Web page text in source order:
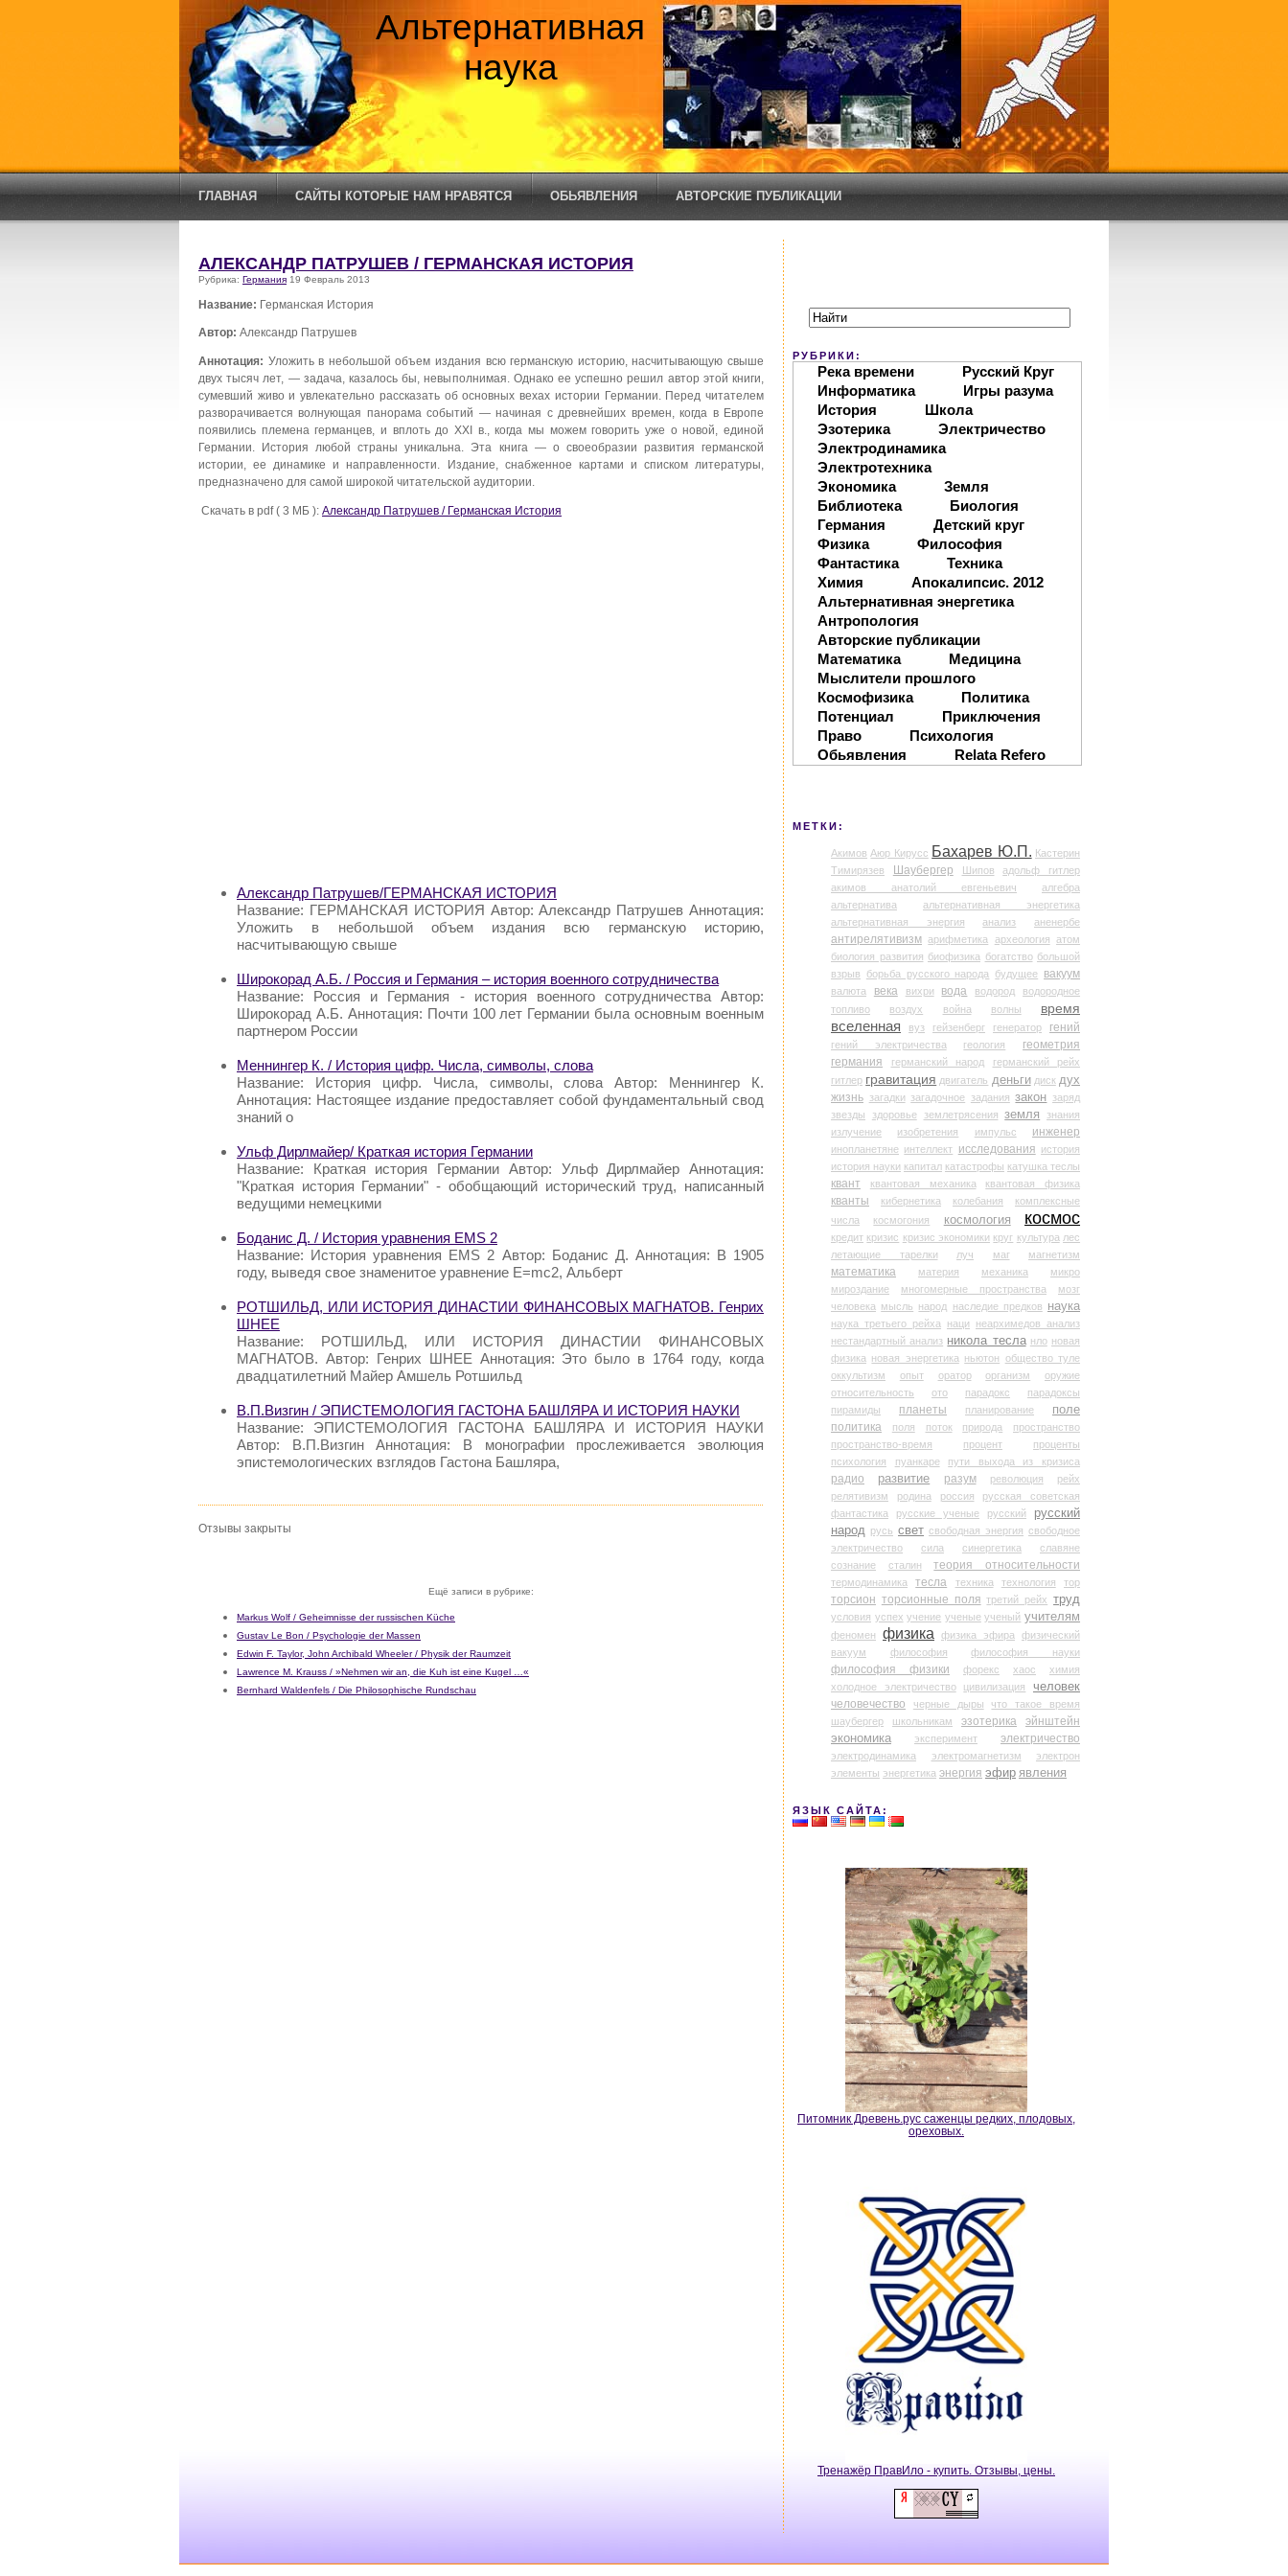
Альтернативная
наука
ГЛАВНАЯ САЙТЫ КОТОРЫЕ НАМ НРАВЯТСЯ ОБЬЯВЛЕНИЯ АВТОРСКИЕ ПУБЛИКАЦИИ
АЛЕКСАНДР ПАТРУШЕВ / ГЕРМАНСКАЯ ИСТОРИЯ
Рубрика: Германия 19 Февраль 2013
Название: Германская История
Автор: Александр Патрушев
Аннотация: Уложить в небольшой объем издания всю германскую историю, насчитывающую свыше
двух тысяч лет, — задача, казалось бы, невыполнимая. Однако ее успешно решил автор этой книги,
сумевший живо и увлекательно рассказать об основных вехах истории Германии. Перед читателем
разворачивается волнующая панорама событий — начиная с древнейших времен, когда в Европе
появились племена германцев, и вплоть до XXI в., когда мы можем говорить уже о новой, единой
Германии. История любой страны уникальна. Эта книга — о своеобразии развития германской
истории, ее динамике и направленности. Издание, снабженное картами и списком литературы,
предназначено для самой широкой читательской аудитории.
Скачать в pdf ( 3 МБ ): Александр Патрушев / Германская История
Александр Патрушев/ГЕРМАНСКАЯ ИСТОРИЯ
Название: ГЕРМАНСКАЯ ИСТОРИЯ Автор: Александр Патрушев Аннотация:
Уложить в небольшой объем издания всю германскую историю,
насчитывающую свыше
Широкорад А.Б. / Россия и Германия – история военного сотрудничества
Название: Россия и Германия - история военного сотрудничества Автор:
Широкорад А.Б. Аннотация: Почти 100 лет Германии была основным военным
партнером России
Меннингер К. / История цифр. Числа, символы, слова
Название: История цифр. Числа, символы, слова Автор: Меннингер К.
Аннотация: Настоящее издание предоставляет собой фундаментальный свод
знаний о
Ульф Дирлмайер/ Краткая история Германии
Название: Краткая история Германии Автор: Ульф Дирлмайер Аннотация:
"Краткая история Германии" - обобщающий исторический труд, написанный
ведущими немецкими
Боданис Д. / История уравнения EMS 2
Название: История уравнения EMS 2 Автор: Боданис Д. Аннотация: В 1905
году, выведя свое знаменитое уравнение E=mc2, Альберт
РОТШИЛЬД, ИЛИ ИСТОРИЯ ДИНАСТИИ ФИНАНСОВЫХ МАГНАТОВ. Генрих
ШНЕЕ
Название: РОТШИЛЬД, ИЛИ ИСТОРИЯ ДИНАСТИИ ФИНАНСОВЫХ
МАГНАТОВ. Автор: Генрих ШНЕЕ Аннотация: Это было в 1764 году, когда
двадцатилетний Майер Амшель Ротшильд
В.П.Визгин / ЭПИСТЕМОЛОГИЯ ГАСТОНА БАШЛЯРА И ИСТОРИЯ НАУКИ
Название: ЭПИСТЕМОЛОГИЯ ГАСТОНА БАШЛЯРА И ИСТОРИЯ НАУКИ
Автор: В.П.Визгин Аннотация: В монографии прослеживается эволюция
эпистемологических взглядов Гастона Башляра,
Отзывы закрыты
Ещё записи в рубрике:
Markus Wolf / Geheimnisse der russischen Küche
Gustav Le Bon / Psychologie der Massen
Edwin F. Taylor, John Archibald Wheeler / Physik der Raumzeit
Lawrence M. Krauss / »Nehmen wir an, die Kuh ist eine Kugel …«
Bernhard Waldenfels / Die Philosophische Rundschau
РУБРИКИ:
Река времени
Русский Круг
Информатика
Игры разума
История
Школа
Эзотерика
Электричество
Электродинамика
Электротехника
Экономика
Земля
Библиотека
Биология
Германия
Детский круг
Физика
Философия
Фантастика
Техника
Химия
Апокалипсис. 2012
Альтернативная энергетика
Антропология
Авторские публикации
Математика
Медицина
Мыслители прошлого
Космофизика
Политика
Потенциал
Приключения
Право
Психология
Обьявления
Relata Refero
МЕТКИ:
Акимов Аюр Кирусс Бахарев Ю.П. Кастерин
Тимирязев
Шаубергер Шипов
адольф гитлер
акимов анатолий евгеньевич
алгебра
альтернатива
альтернативная энергетика
альтернативная энергия
анализ аненербе
антирелятивизм арифметика археология атом
биология развития биофизика богатство большой
взрыв
борьба русского народа будущее вакуум
валюта века вихри вода водород
водородное
топливо
воздух война волны
время
вселенная
вуз гейзенберг генератор гений
гений электричества геология
геометрия
германия
германский народ
германский рейх
гитлер гравитация двигатель деньги диск дух
жизнь загадки загадочное задания закон заряд
звезды
здоровье землетрясения земля
знания
излучение
изобретения импульс инженер
инопланетяне интеллект исследования история
история науки капитал катастрофы катушка теслы
квант квантовая механика квантовая физика
кванты кибернетика колебания
комплексные
числа
космогония космология космос
кредит кризис кризис экономики круг культура лес
летающие тарелки
луч маг магнетизм
математика материя механика
микро
мироздание
многомерные пространства
мозг
человека мысль народ наследие предков наука
наука третьего рейха наци
неархимедов анализ
нестандартный анализ никола тесла нло новая
физика новая энергетика ньютон общество туле
оккультизм
опыт оратор организм
оружие
относительность
ото парадокс
парадоксы
пирамиды
планеты планирование
поле
политика
поля поток природа
пространство
пространство-время
процент
проценты
психология
пуанкаре пути выхода из кризиса
радио развитие разум революция
рейх
релятивизм
родина россия
русская советская
фантастика
русские ученые русский
русский
народ русь свет свободная энергия свободное
электричество
сила синергетика
славяне
сознание
сталин теория относительности
термодинамика тесла техника технология тор
торсион торсионные поля третий рейх труд
условия успех учение ученые ученый учителям
феномен физика физика эфира
физический
вакуум
философия философия науки
философия физики форекс хаос
химия
холодное электричество
цивилизация человек
человечество черные дыры
что такое время
шаубергер
школьникам эзотерика
эйнштейн
экономика
эксперимент электричество
электродинамика электромагнетизм
электрон
элементы энергетика энергия эфир явления
ЯЗЫК САЙТА:
Питомник Древень.рус саженцы редких, плодовых,
ореховых.
Тренажёр ПравИло - купить. Отзывы, цены.